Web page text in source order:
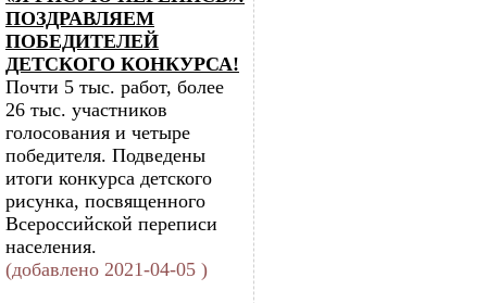
ПОЗДРАВЛЯЕМ
ПОБЕДИТЕЛЕЙ
ДЕТСКОГО КОНКУРСА!
Почти 5 тыс. работ, более
26 тыс. участников
голосования и четыре
победителя. Подведены
итоги конкурса детского
рисунка, посвященного
Всероссийской переписи
населения.
(добавлено 2021-04-05 )